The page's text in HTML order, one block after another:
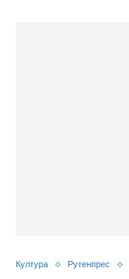
Култура Рутенпрес